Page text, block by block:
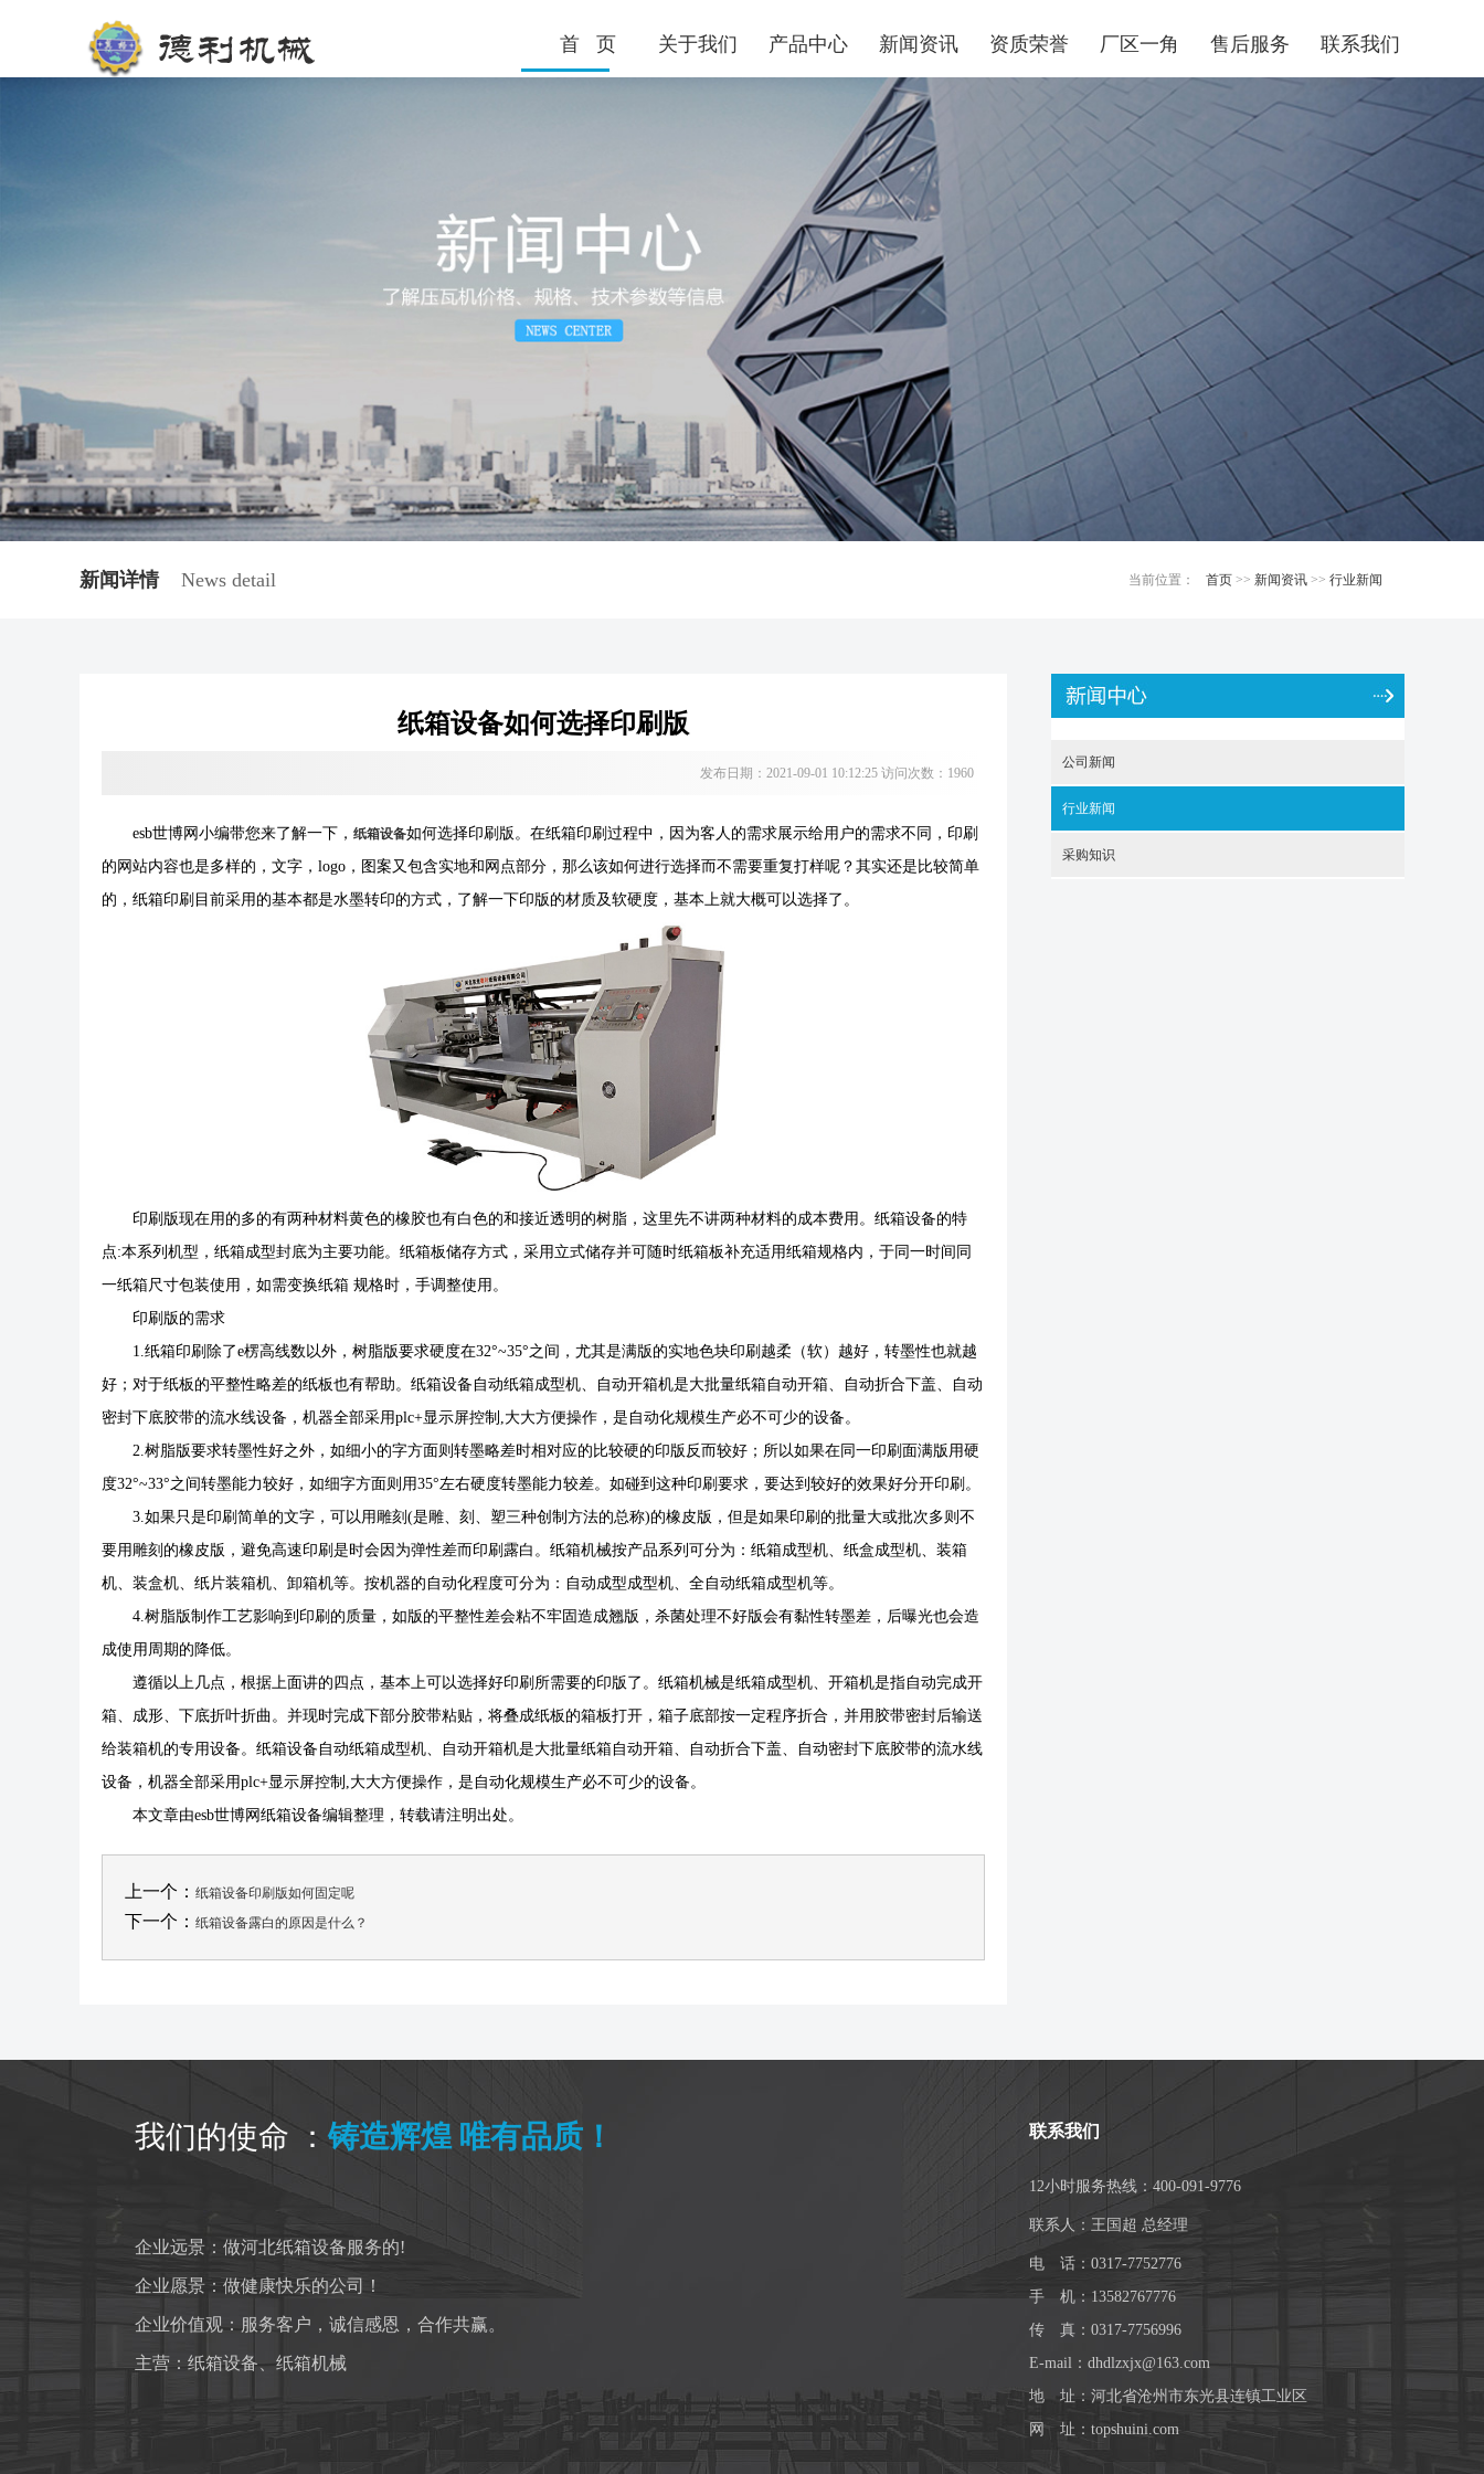
首 页 关于我们 产品中心 新闻资讯 资质荣誉 厂区一角 售后服务 联系我们
新闻详情 News detail 当前位置： 首页 >> 新闻资讯 >> 行业新闻
纸箱设备如何选择印刷版
发布日期：2021-09-01 10:12:25 访问次数：1960
esb世博网小编带您来了解一下， 纸箱设备如何选择印刷版。在纸箱印刷过程中，因为客人的需求展示给用户的需求不同，印刷
的网站内容也是多样的，文字，logo，图案又包含实地和网点部分，那么该如何进行选择而不需要重复打样呢？其实还是比较简单
的，纸箱印刷目前采用的基本都是水墨转印的方式，了解一下印版的材质及软硬度，基本上就大概可以选择了。
印刷版现在用的多的有两种材料黄色的橡胶也有白色的和接近透明的树脂，这里先不讲两种材料的成本费用。纸箱设备的特
点:本系列机型，纸箱成型封底为主要功能。纸箱板储存方式，采用立式储存并可随时纸箱板补充适用纸箱规格内，于同一时间同
一纸箱尺寸包装使用，如需变换纸箱 规格时，手调整使用。
印刷版的需求
1.纸箱印刷除了e楞高线数以外，树脂版要求硬度在32°~35°之间，尤其是满版的实地色块印刷越柔（软）越好，转墨性也就越
好；对于纸板的平整性略差的纸板也有帮助。纸箱设备自动纸箱成型机、自动开箱机是大批量纸箱自动开箱、自动折合下盖、自动
密封下底胶带的流水线设备，机器全部采用plc+显示屏控制,大大方便操作，是自动化规模生产必不可少的设备。
2.树脂版要求转墨性好之外，如细小的字方面则转墨略差时相对应的比较硬的印版反而较好；所以如果在同一印刷面满版用硬
度32°~33°之间转墨能力较好，如细字方面则用35°左右硬度转墨能力较差。如碰到这种印刷要求，要达到较好的效果好分开印刷。
3.如果只是印刷简单的文字，可以用雕刻(是雕、刻、塑三种创制方法的总称)的橡皮版，但是如果印刷的批量大或批次多则不
要用雕刻的橡皮版，避免高速印刷是时会因为弹性差而印刷露白。纸箱机械按产品系列可分为：纸箱成型机、纸盒成型机、装箱
机、装盒机、纸片装箱机、卸箱机等。按机器的自动化程度可分为：自动成型成型机、全自动纸箱成型机等。
4.树脂版制作工艺影响到印刷的质量，如版的平整性差会粘不牢固造成翘版，杀菌处理不好版会有黏性转墨差，后曝光也会造
成使用周期的降低。
遵循以上几点，根据上面讲的四点，基本上可以选择好印刷所需要的印版了。纸箱机械是纸箱成型机、开箱机是指自动完成开
箱、成形、下底折叶折曲。并现时完成下部分胶带粘贴，将叠成纸板的箱板打开，箱子底部按一定程序折合，并用胶带密封后输送
给装箱机的专用设备。纸箱设备自动纸箱成型机、自动开箱机是大批量纸箱自动开箱、自动折合下盖、自动密封下底胶带的流水线
设备，机器全部采用plc+显示屏控制,大大方便操作，是自动化规模生产必不可少的设备。
本文章由esb世博网纸箱设备编辑整理，转载请注明出处。
上一个： 纸箱设备印刷版如何固定呢
下一个： 纸箱设备露白的原因是什么？
公司新闻
行业新闻
采购知识
联系我们
12小时服务热线：400-091-9776
联系人：王国超 总经理
电 话：0317-7752776
手 机：13582767776
传 真：0317-7756996
E-mail：dhdlzxjx@163.com
地 址：河北省沧州市东光县连镇工业区
网 址：topshuini.com
我们的使命 ：铸造辉煌 唯有品质！
企业远景：做河北纸箱设备服务的!
企业愿景：做健康快乐的公司！
企业价值观：服务客户，诚信感恩，合作共赢。
主营： 纸箱设备、 纸箱机械